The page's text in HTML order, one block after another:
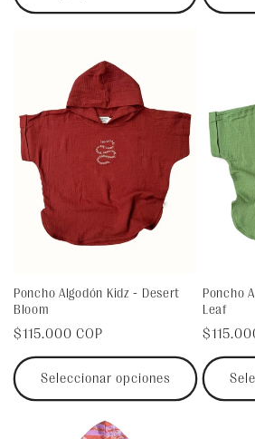
Poncho Algodón Kidz - Desert
Bloom
Precio
habitual
$115.000 COP
Seleccionar opciones
Poncho
Leaf
Precio